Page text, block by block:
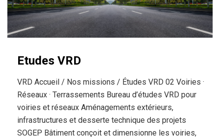
Etudes VRD
VRD Accueil / Nos missions / Études VRD 02 Voiries ·
Réseaux · Terrassements Bureau d’études VRD pour
voiries et réseaux Aménagements extérieurs,
infrastructures et desserte technique des projets
SOGEP Bâtiment conçoit et dimensionne les voiries,